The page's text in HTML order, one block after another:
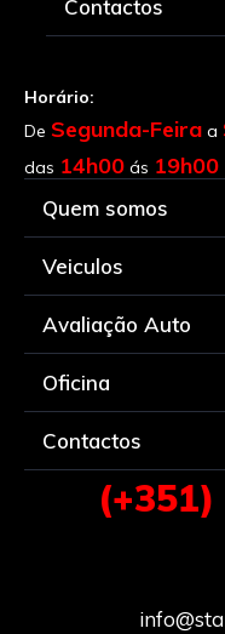
Contactos
Horário:
De Segunda-Feira a
das 14h00 ás 19h00
Quem somos
Veiculos
Avaliação Auto
Oficina
Contactos